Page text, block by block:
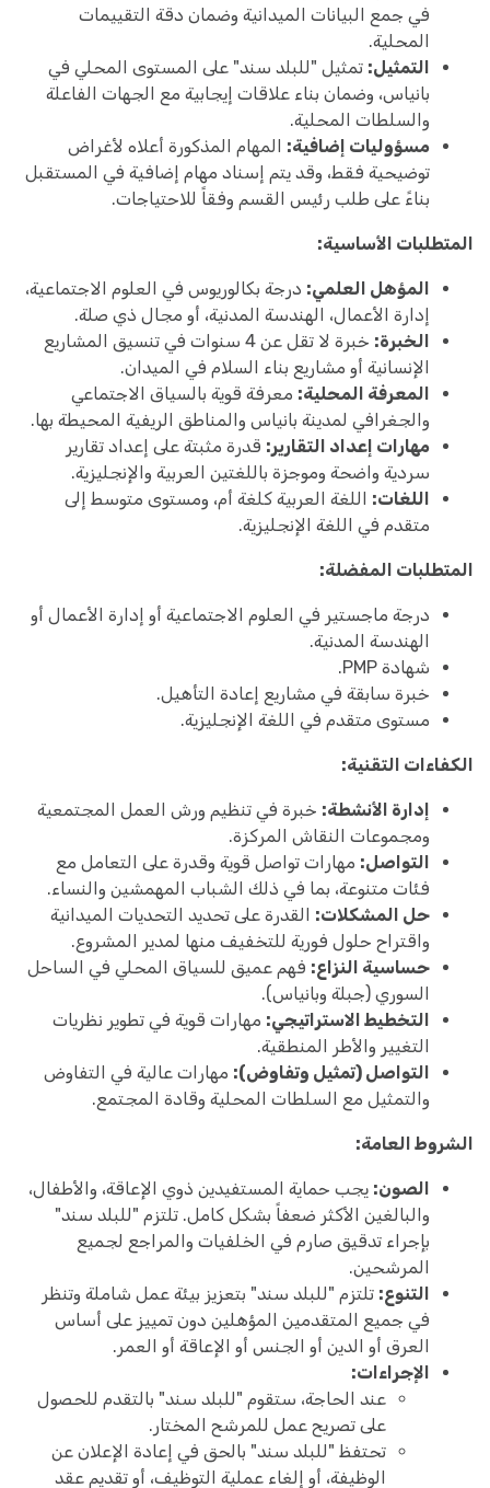
في جمع البيانات الميدانية وضمان دقة التقييمات
المحلية.
التمثيل: تمثيل "للبلد سند" على المستوى المحلي في
بانياس، وضمان بناء علاقات إيجابية مع الجهات الفاعلة
والسلطات المحلية.
مسؤوليات إضافية: المهام المذكورة أعلاه لأغراض
توضيحية فقط، وقد يتم إسناد مهام إضافية في المستقبل
بناءً على طلب رئيس القسم وفقاً للاحتياجات.
المتطلبات الأساسية:
المؤهل العلمي: درجة بكالوريوس في العلوم الاجتماعية،
إدارة الأعمال، الهندسة المدنية، أو مجال ذي صلة.
الخبرة:
خبرة لا تقل عن 4 سنوات في تنسيق المشاريع
الإنسانية أو مشاريع بناء السلام في الميدان.
المعرفة المحلية: معرفة قوية بالسياق الاجتماعي
والجغرافي لمدينة بانياس والمناطق الريفية المحيطة بها.
مهارات إعداد التقارير: قدرة مثبتة على إعداد تقارير
سردية واضحة وموجزة باللغتين العربية والإنجليزية.
اللغات: اللغة العربية كلغة أم، ومستوى متوسط إلى
متقدم في اللغة الإنجليزية.
المتطلبات المفضلة:
درجة ماجستير في العلوم الاجتماعية أو إدارة الأعمال أو
الهندسة المدنية.
شهادة PMP.
خبرة سابقة في مشاريع إعادة التأهيل.
مستوى متقدم في اللغة الإنجليزية.
الكفاءات التقنية:
إدارة الأنشطة: خبرة في تنظيم ورش العمل المجتمعية
ومجموعات النقاش المركزة.
التواصل: مهارات تواصل قوية وقدرة على التعامل مع
فئات متنوعة، بما في ذلك الشباب المهمشين والنساء.
حل المشكلات: القدرة على تحديد التحديات الميدانية
واقتراح حلول فورية للتخفيف منها لمدير المشروع.
حساسية النزاع: فهم عميق للسياق المحلي في الساحل
السوري (جبلة وبانياس).
التخطيط الاستراتيجي: مهارات قوية في تطوير نظريات
التغيير والأطر المنطقية.
التواصل (تمثيل وتفاوض): مهارات عالية في التفاوض
والتمثيل مع السلطات المحلية وقادة المجتمع.
الشروط العامة:
الصون: يجب حماية المستفيدين ذوي الإعاقة، والأطفال،
والبالغين الأكثر ضعفاً بشكل كامل. تلتزم "للبلد سند"
بإجراء تدقيق صارم في الخلفيات والمراجع لجميع
المرشحين.
التنوع: تلتزم "للبلد سند" بتعزيز بيئة عمل شاملة وتنظر
في جميع المتقدمين المؤهلين دون تمييز على أساس
العرق أو الدين أو الجنس أو الإعاقة أو العمر.
الإجراءات:
عند الحاجة، ستقوم "للبلد سند" بالتقدم للحصول
على تصريح عمل للمرشح المختار.
تحتفظ "للبلد سند" بالحق في إعادة الإعلان عن
الوظيفة، أو إلغاء عملية التوظيف، أو تقديم عقد